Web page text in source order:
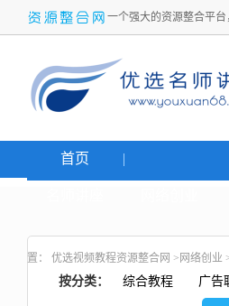
一个强大的资源整合平
首页
置： 优选视频教程资源整合网 > 网络创业
按分类： 综合教程 广告